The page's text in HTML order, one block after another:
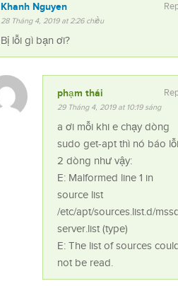
Khanh Nguyen
28 Tháng 4, 2019 at 2:26 chiều
Bị lỗi gì bạn ơi?
phạm thái
29 Tháng 4, 2019 at 10:19 sáng
a ơi mỗi khi e chạy dòng
sudo get-apt thì nó báo lỗi
2 dòng như vậy:
E: Malformed line 1 in
source list
/etc/apt/sources.list.d/
server.list (type)
E: The list of sources
not be read.